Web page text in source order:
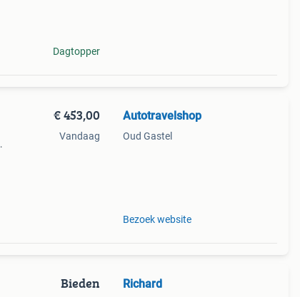
Dagtopper
€ 453,00
Vandaag
Autotravelshop
Oud Gastel
Bezoek website
Bieden Richard